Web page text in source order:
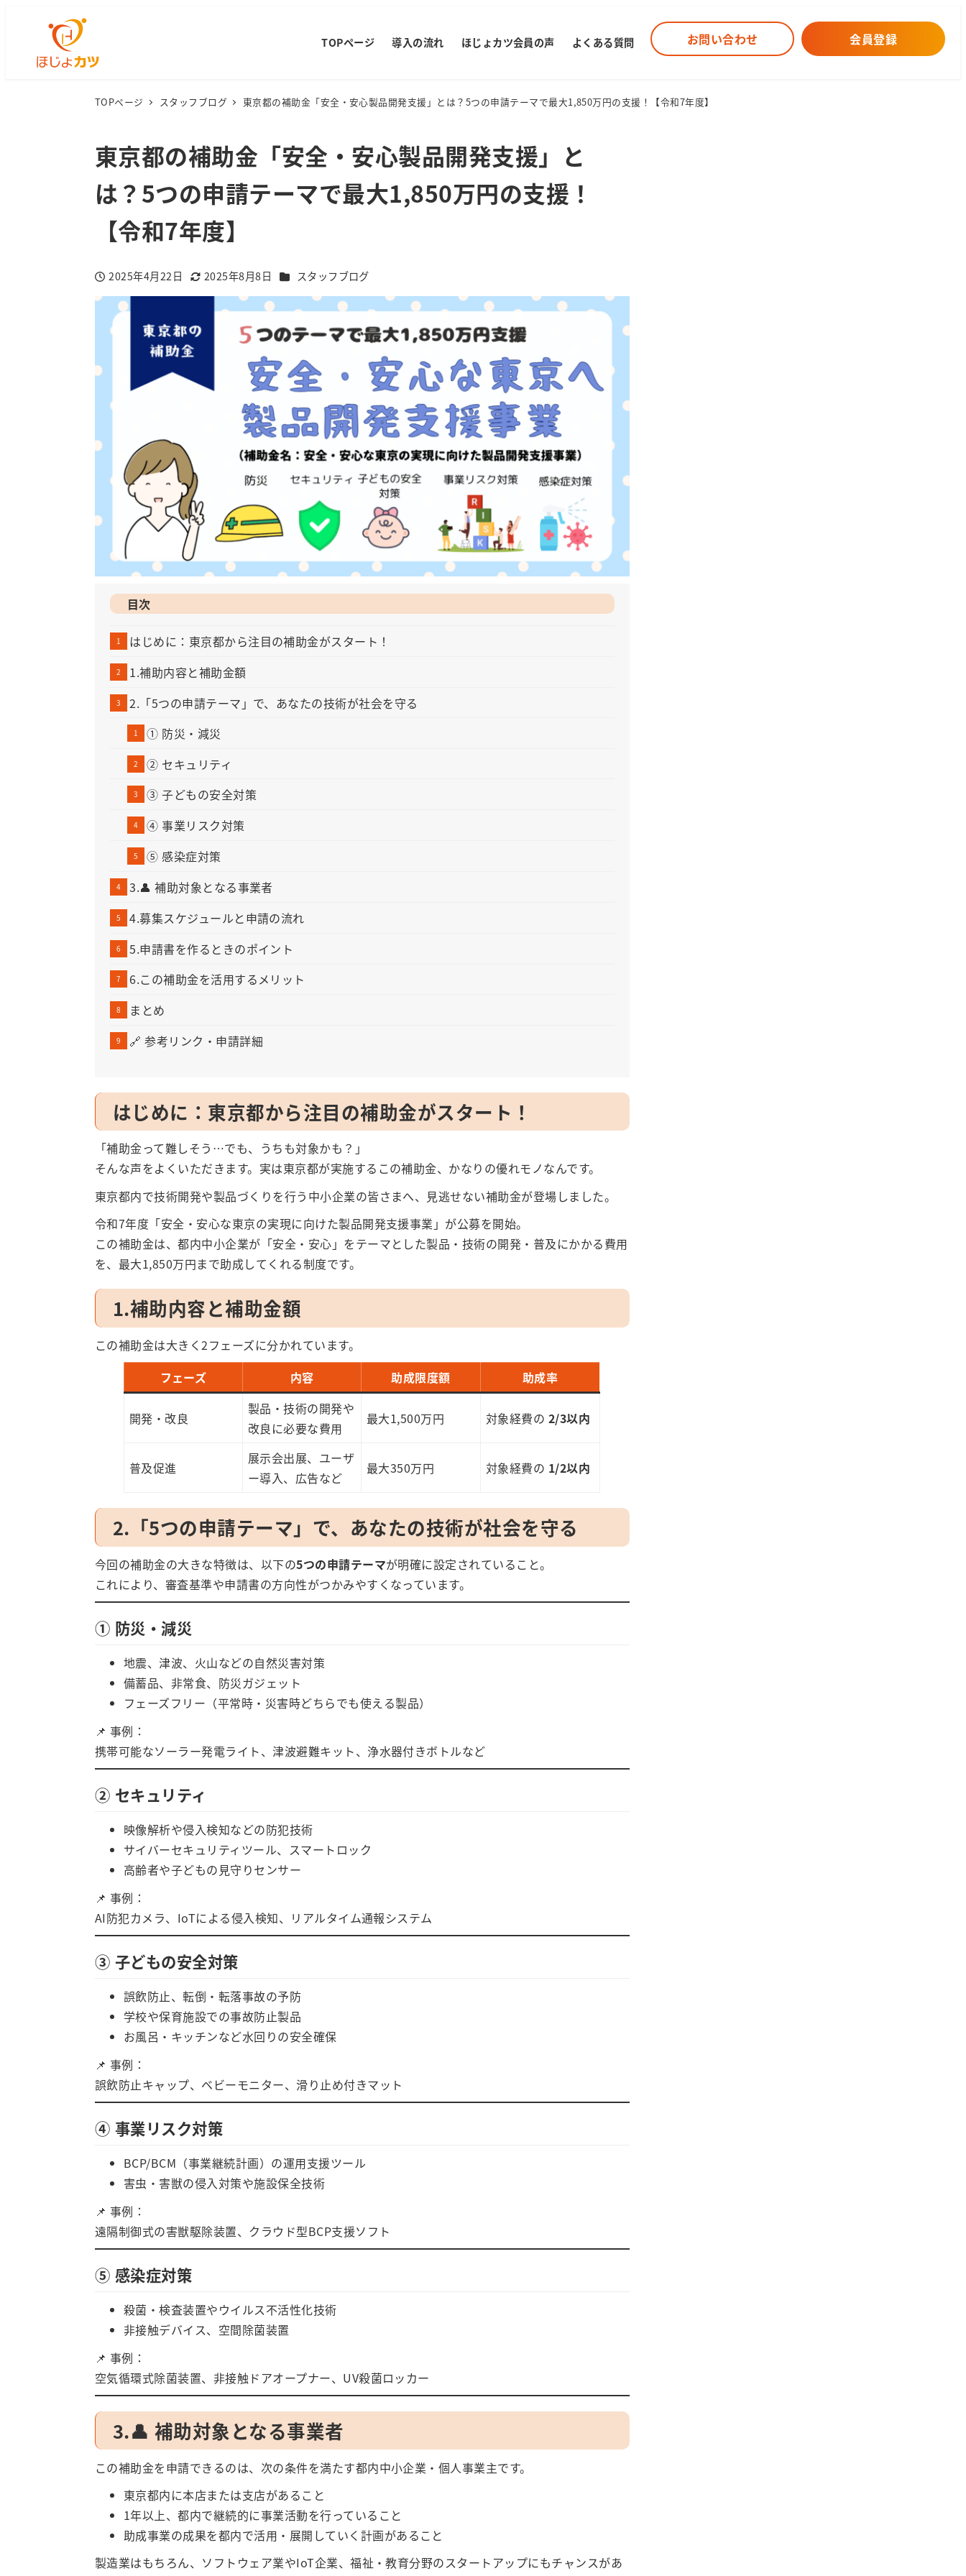
TOPページ 導入の流れ ほじょカツ会員の声 よくある質問 お問い合わせ 会員登録
TOPページ スタッフブログ 東京都の補助金「安全・安心製品開発支援」とは？5つの申請テーマで最大1,850万円の支援！【令和7年度】
東京都の補助金「安全・安心製品開発支援」と
は？5つの申請テーマで最大1,850万円の支援！
【令和7年度】
投稿日
2025年4月22日
更新日
2025年8月8日 カテゴリー
スタッフブログ
目次
はじめに：東京都から注目の補助金がスタート！
1.補助内容と補助金額
2.「5つの申請テーマ」で、あなたの技術が社会を守る
① 防災・減災
② セキュリティ
③ 子どもの安全対策
④ 事業リスク対策
⑤ 感染症対策
3.👤 補助対象となる事業者
4.募集スケジュールと申請の流れ
5.申請書を作るときのポイント
6.この補助金を活用するメリット
まとめ
🔗 参考リンク・申請詳細
はじめに：東京都から注目の補助金がスタート！
「補助金って難しそう…でも、うちも対象かも？」
そんな声をよくいただきます。実は東京都が実施するこの補助金、かなりの優れモノなんです。
東京都内で技術開発や製品づくりを行う中小企業の皆さまへ、見逃せない補助金が登場しました。
令和7年度「安全・安心な東京の実現に向けた製品開発支援事業」が公募を開始。
この補助金は、都内中小企業が「安全・安心」をテーマとした製品・技術の開発・普及にかかる費用
を、最大1,850万円まで助成してくれる制度です。
1.補助内容と補助金額
この補助金は大きく2フェーズに分かれています。
フェーズ
内容 助成限度額 助成率
開発・改良
製品・技術の開発や
改良に必要な費用
最大1,500万円 対象経費の 2/3以内
普及促進
展示会出展、ユーザ
ー導入、広告など
最大350万円 対象経費の 1/2以内
2.「5つの申請テーマ」で、あなたの技術が社会を守る
今回の補助金の大きな特徴は、以下の5つの申請テーマが明確に設定されていること。
これにより、審査基準や申請書の方向性がつかみやすくなっています。
① 防災・減災
地震、津波、火山などの自然災害対策
備蓄品、非常食、防災ガジェット
フェーズフリー（平常時・災害時どちらでも使える製品）
📌 事例：
携帯可能なソーラー発電ライト、津波避難キット、浄水器付きボトルなど
② セキュリティ
映像解析や侵入検知などの防犯技術
サイバーセキュリティツール、スマートロック
高齢者や子どもの見守りセンサー
📌 事例：
AI防犯カメラ、IoTによる侵入検知、リアルタイム通報システム
③ 子どもの安全対策
誤飲防止、転倒・転落事故の予防
学校や保育施設での事故防止製品
お風呂・キッチンなど水回りの安全確保
📌 事例：
誤飲防止キャップ、ベビーモニター、滑り止め付きマット
④ 事業リスク対策
BCP/BCM（事業継続計画）の運用支援ツール
害虫・害獣の侵入対策や施設保全技術
📌 事例：
遠隔制御式の害獣駆除装置、クラウド型BCP支援ソフト
⑤ 感染症対策
殺菌・検査装置やウイルス不活性化技術
非接触デバイス、空間除菌装置
📌 事例：
空気循環式除菌装置、非接触ドアオープナー、UV殺菌ロッカー
3.👤 補助対象となる事業者
この補助金を申請できるのは、次の条件を満たす都内中小企業・個人事業主です。
東京都内に本店または支店があること
1年以上、都内で継続的に事業活動を行っていること
助成事業の成果を都内で活用・展開していく計画があること
製造業はもちろん、ソフトウェア業やIoT企業、福祉・教育分野のスタートアップにもチャンスがあ